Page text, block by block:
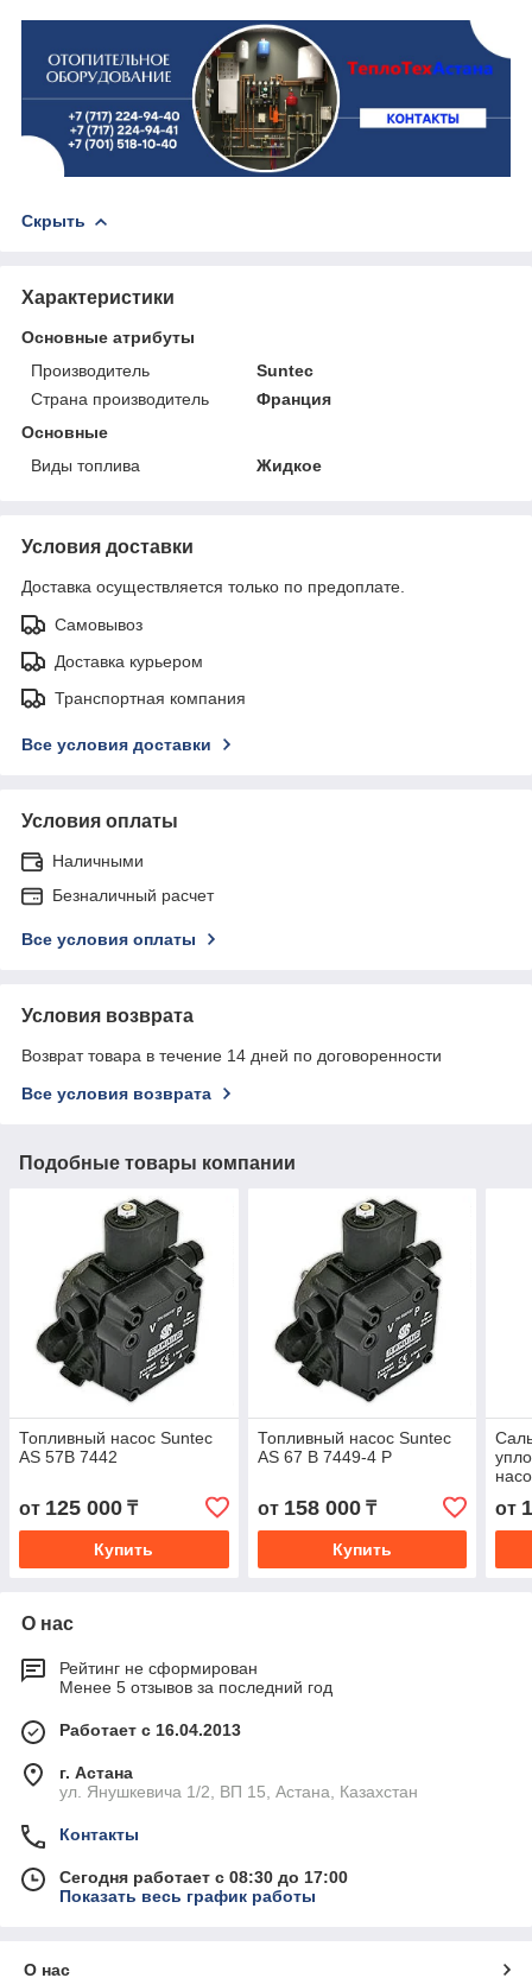
Скрыть
Характеристики
Основные атрибуты
Производитель
Suntec
Страна производитель
Франция
Основные
Виды топлива
Жидкое
Условия доставки
Доставка осуществляется только по предоплате.
Самовывоз
Доставка курьером
Транспортная компания
Все условия доставки
Условия оплаты
Наличными
Безналичный расчет
Все условия оплаты
Условия возврата
Возврат товара в течение 14 дней по договоренности
Все условия возврата
Подобные товары компании
Топливный насос Suntec
AS 57В 7442
от 125 000 ₸
Купить
Топливный насос Suntec
AS 67 B 7449-4 P
от 158 000₸
Купить
от
О нас
Рейтинг не сформирован
Менее 5 отзывов за последний год
Работает с 16.04.2013
г. Астана
ул. Янушкевича 1/2, ВП 15, Астана, Казахстан
Контакты
Сегодня работает с 08:30 до 17:00
Показать весь график работы
О нас